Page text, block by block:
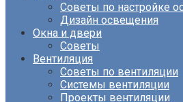
Советы по настройке
Дизайн освещения
Окна и двери
Советы
Вентиляция
Советы по вентиляции
Системы вентиляции
Проекты вентиляции